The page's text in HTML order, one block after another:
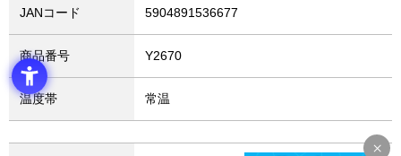
JANコード 5904891536677
商品番号 Y2670
温度帯 常温